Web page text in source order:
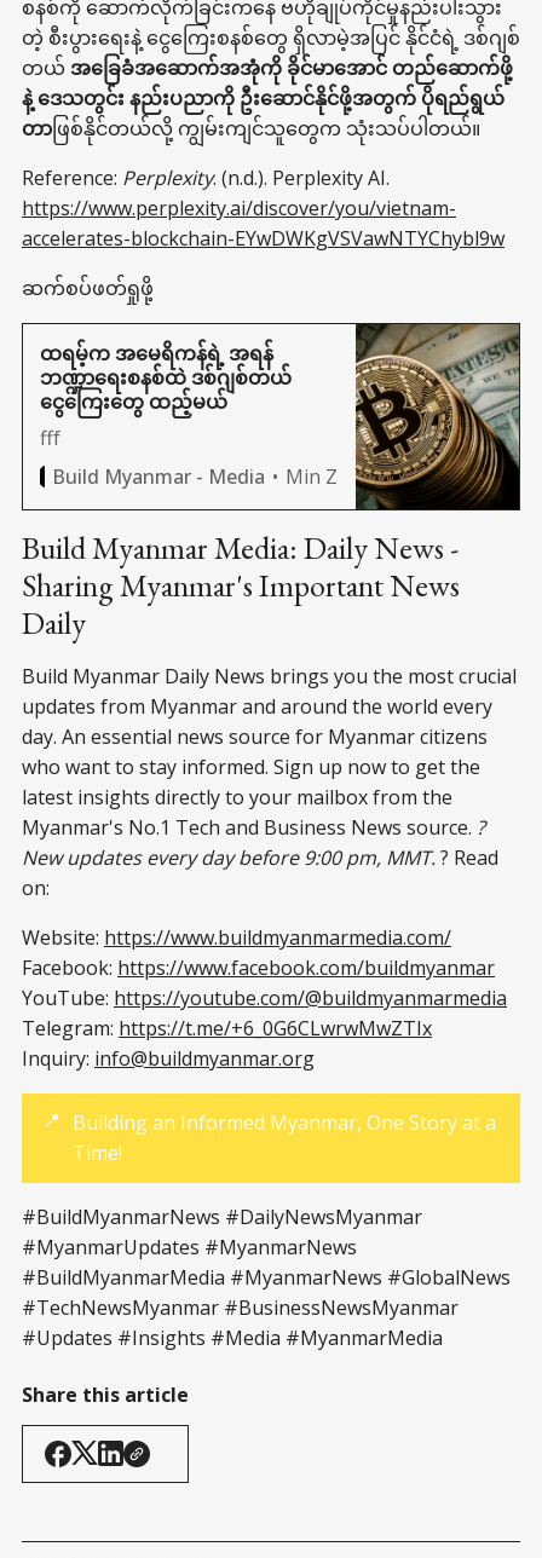
စနစ်ကို ဆောက်လိုက်ခြင်းကနေ ဗဟိုချုပ်ကိုင်မှုနည်းပါးသွား
တဲ့ စီးပွားရေးနဲ့ ငွေကြေးစနစ်တွေ ရှိလာမဲ့အပြင် နိုင်ငံရဲ့ ဒစ်ဂျစ်
တယ် အခြေခံအဆောက်အအုံကို ခိုင်မာအောင် တည်ဆောက်ဖို့
နဲ့ ဒေသတွင်း နည်းပညာကို ဦးဆောင်နိုင်ဖို့အတွက် ပိုရည်ရွယ်
တာဖြစ်နိုင်တယ်လို့ ကျွမ်းကျင်သူတွေက သုံးသပ်ပါတယ်။
Reference: Perplexity. (n.d.). Perplexity AI.
https://www.perplexity.ai/discover/you/vietnam-
accelerates-blockchain-EYwDWKgVSVawNTYChybl9w
ဆက်စပ်ဖတ်ရှုဖို့
ထရမ့်က အမေရိကန်ရဲ့ အရန်
ဘဏ္ဍာရေးစနစ်ထဲ ဒစ်ဂျစ်တယ်
ငွေကြေးတွေ ထည့်မယ်
fff
Build Myanmar - Media
Min Z
Build Myanmar Media: Daily News -
Sharing Myanmar's Important News
Daily
Build Myanmar Daily News brings you the most crucial
updates from Myanmar and around the world every
day. An essential news source for Myanmar citizens
who want to stay informed. Sign up now to get the
latest insights directly to your mailbox from the
Myanmar's No.1 Tech and Business News source. ?
New updates every day before 9:00 pm, MMT.? Read
on:
Website: https://www.buildmyanmarmedia.com/
Facebook: https://www.facebook.com/buildmyanmar
YouTube: https://youtube.com/@buildmyanmarmedia
Telegram: https://t.me/+6_0G6CLwrwMwZTIx
Inquiry: info@buildmyanmar.org
📍 Building an Informed Myanmar, One Story at a
Time!
#BuildMyanmarNews #DailyNewsMyanmar
#MyanmarUpdates #MyanmarNews
#BuildMyanmarMedia #MyanmarNews #GlobalNews
#TechNewsMyanmar #BusinessNewsMyanmar
#Updates #Insights #Media #MyanmarMedia
Share this article